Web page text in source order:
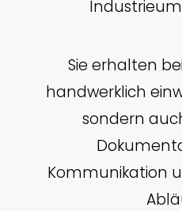
Sie erhalten
handwerklich
sondern
Kommunikation